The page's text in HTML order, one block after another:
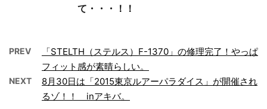
て・・・！！
PREV
「STELTH（ステルス）F-1370」の修理完了！やっぱ
フィット感が素晴らしい。
NEXT
8月30日は「2015東京ルアーパラダイス」が開催され
るゾ！！ inアキバ。